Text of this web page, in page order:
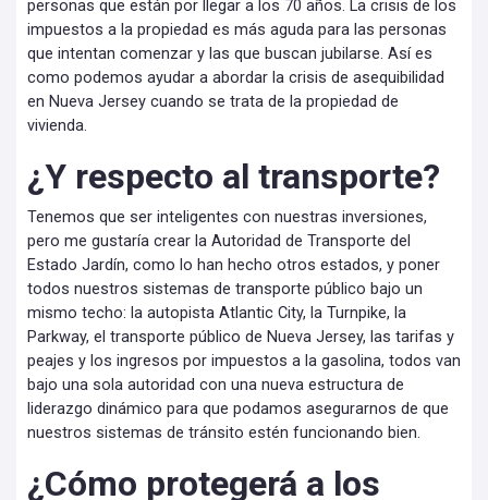
personas que están por llegar a los 70 años. La crisis de los
impuestos a la propiedad es más aguda para las personas
que intentan comenzar y las que buscan jubilarse. Así es
como podemos ayudar a abordar la crisis de asequibilidad
en Nueva Jersey cuando se trata de la propiedad de
vivienda.
¿Y respecto al transporte?
Tenemos que ser inteligentes con nuestras inversiones,
pero me gustaría crear la Autoridad de Transporte del
Estado Jardín, como lo han hecho otros estados, y poner
todos nuestros sistemas de transporte público bajo un
mismo techo: la autopista Atlantic City, la Turnpike, la
Parkway, el transporte público de Nueva Jersey, las tarifas y
peajes y los ingresos por impuestos a la gasolina, todos van
bajo una sola autoridad con una nueva estructura de
liderazgo dinámico para que podamos asegurarnos de que
nuestros sistemas de tránsito estén funcionando bien.
¿Cómo protegerá a los